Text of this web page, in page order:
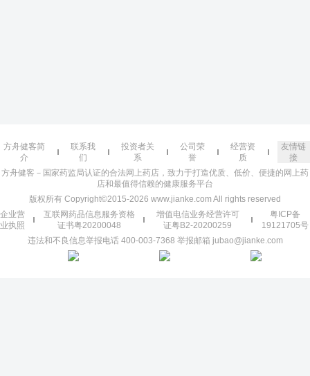
方舟健客简
介
联系我
们
投资者关
系
公司荣
誉
经营资
质
友情链
接
方舟健客－国家药监局认证的合法网上药店，致力于打造优质、低价、便捷的网上药
店和最值得信赖的健康服务平台
版权所有 Copyright©2015-2026 www.jianke.com All rights reserved
企业营
业执照
互联网药品信息服务资格
证书粤20200048
增值电信业务经营许可
证粤B2-20200259
粤ICP备
19121705号
违法和不良信息举报电话 400-003-7368 举报邮箱 jubao@jianke.com